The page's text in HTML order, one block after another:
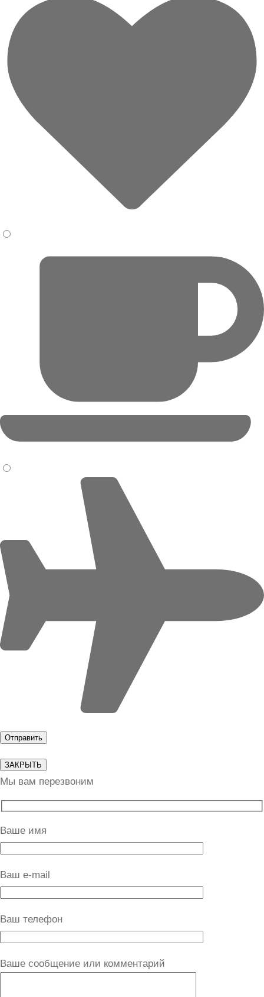
ЗАКРЫТЬ
Мы вам перезвоним
Ваше имя
Ваш e-mail
Ваш телефон
Ваше сообщение или комментарий